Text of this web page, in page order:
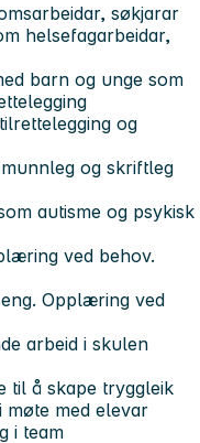
søkjarar
helsefagarbeidar,
barn og unge som
og
og skriftleg
autisme og psykisk
ved behov.
Opplæring ved
arbeid i skulen
til å skape tryggleik
med elevar
i team